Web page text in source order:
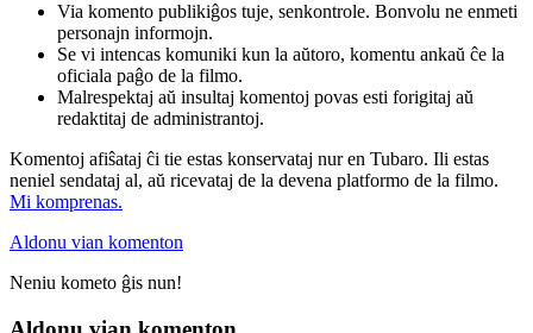
Via komento publikiĝos tuje, senkontrole. Bonvolu ne enmeti
personajn informojn.
Se vi intencas komuniki kun la aŭtoro, komentu ankaŭ ĉe la
oficiala paĝo de la filmo.
Malrespektaj aŭ insultaj komentoj povas esti forigitaj aŭ
redaktitaj de administrantoj.
Komentoj afiŝataj ĉi tie estas konservataj nur en Tubaro. Ili estas
neniel sendataj al, aŭ ricevataj de la devena platformo de la filmo.
Mi komprenas.
Aldonu vian komenton
Neniu kometo ĝis nun!